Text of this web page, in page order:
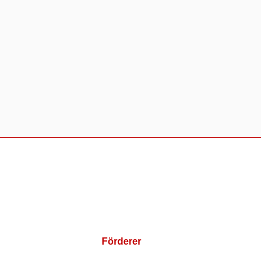
Förderer